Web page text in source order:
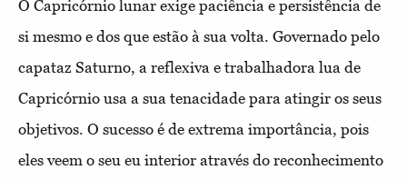
O Capricórnio lunar exige paciência e persistência de
si mesmo e dos que estão à sua volta. Governado pelo
capataz Saturno, a reflexiva e trabalhadora lua de
Capricórnio usa a sua tenacidade para atingir os seus
objetivos. O sucesso é de extrema importância, pois
eles veem o seu eu interior através do reconhecimento